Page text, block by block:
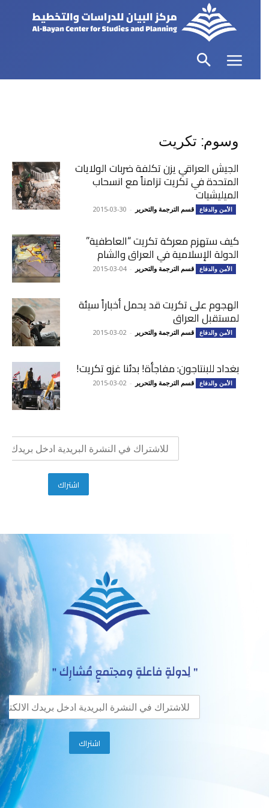
وسوم: تكريت
الجيش العراقي يزن تكلفة ضربات الولايات
المتحدة في تكريت تزامناً مع انسحاب
الميليشيات
الأمن والدفاع قسم الترجمة والتحرير -
2015-03-30
كيف ستهزم معركة تكريت “العاطفية”
الدولة الإسلامية في العراق والشام
الأمن والدفاع قسم الترجمة والتحرير -
2015-03-04
الهجوم على تكريت قد يحمل أخباراً سيئة
لمستقبل العراق
الأمن والدفاع قسم الترجمة والتحرير -
2015-03-02
بغداد للبنتاجون: مفاجأة! بدئنا غزو تكريت!
الأمن والدفاع قسم الترجمة والتحرير -
2015-03-02